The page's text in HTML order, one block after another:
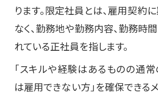
ります。限定社員とは、雇用契約
なく、勤務地や勤務内容、勤務時
れている正社員を指します。
「スキルや経験はあるものの通
は雇用できない方」を確保できるメ